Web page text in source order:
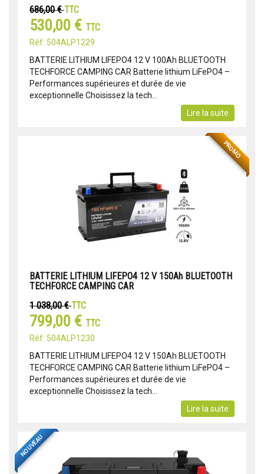
686,00 €TTC
530,00 € TTC
Réf: 504ALP1229
BATTERIE LITHIUM LIFEPO4 12 V 100Ah BLUETOOTH
TECHFORCE CAMPING CAR Batterie lithium LiFePO4 –
Performances supérieures et durée de vie
exceptionnelle Choisissez la tech...
Lire la suite
PROMO
BATTERIE LITHIUM LIFEPO4 12 V 150Ah BLUETOOTH
TECHFORCE CAMPING CAR
1 038,00 €TTC
799,00 € TTC
Réf: 504ALP1230
BATTERIE LITHIUM LIFEPO4 12 V 150Ah BLUETOOTH
TECHFORCE CAMPING CAR Batterie lithium LiFePO4 –
Performances supérieures et durée de vie
exceptionnelle Choisissez la tech...
Lire la suite
NOUVEAU